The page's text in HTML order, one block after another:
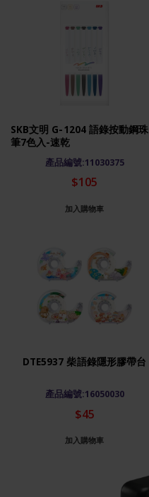
SKB文明 G-1204 語錄按動鋼珠
筆7色入-速乾
產品編號:11030375
$105
加入購物車
DTE5937 柴語錄隱形膠帶台
產品編號:16050030
$45
加入購物車